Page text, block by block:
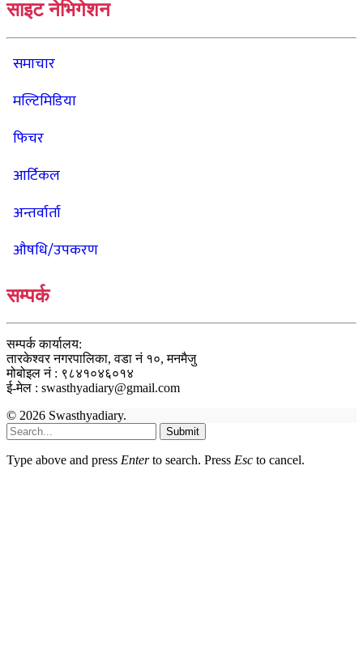
साइट नेभिगेशन
समाचार
मल्टिमिडिया
फिचर
आर्टिकल
अन्तर्वार्ता
औषधि/उपकरण
सम्पर्क
सम्पर्क कार्यालय:
तारकेश्वर नगरपालिका, वडा नं १०, मनमैजु
मोबोइल नं : ९८४१०४६०१४
ई-मेल : swasthyadiary@gmail.com
© 2026 Swasthyadiary.
Submit
Type above and press Enterto search. Press Esc to cancel.